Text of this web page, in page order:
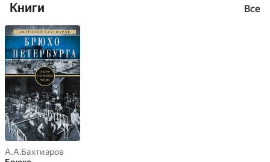
Книги Все
А.А.Бахтиаров